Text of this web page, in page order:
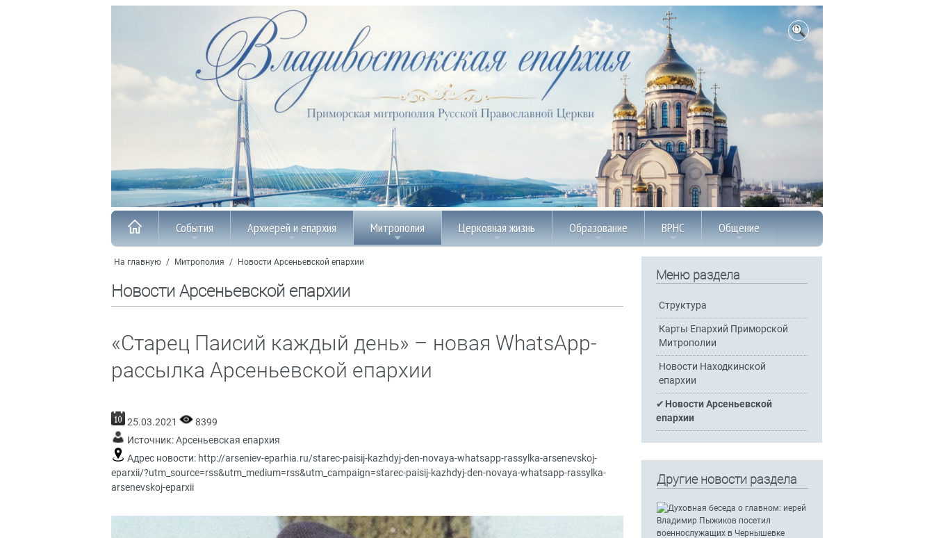
События Архиерей и епархия Митрополия Церковная жизнь Образование ВРНС Общение
На главную / Митрополия / Новости Арсеньевской епархии
Новости Арсеньевской епархии
«Старец Паисий каждый день» – новая WhatsApp-
рассылка Арсеньевской епархии
25.03.2021
8399
Источник:Арсеньевская епархия
Адрес новости: http://arseniev-eparhia.ru/starec-paisij-kazhdyj-den-novaya-whatsapp-rassylka-arsenevskoj-
eparxii/?utm_source=rss&utm_medium=rss&utm_campaign=starec-paisij-kazhdyj-den-novaya-whatsapp-rassylka-
arsenevskoj-eparxii
Меню раздела
Структура
Карты Епархий Приморской
Митрополии
Новости Находкинской
епархии
Новости Арсеньевской
епархии
Другие новости раздела